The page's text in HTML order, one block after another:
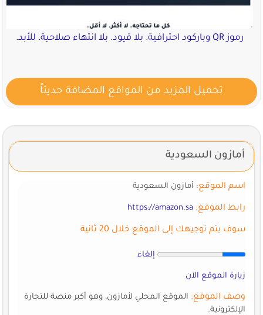
رموز QR وباركود احترافية. بلا قيود. بلا انتهاء صلاحية. للأبد.
تحميل المزيد من المواقع المضافة حديثاً
أمازون السعودية
اسم الموقع:أمازون السعودية
رابط الموقع: https://amazon.sa
سوف يتم توجيهك إلى الموقع خلال 20 ثانية
إلغاء
زيارة الموقع الآن
وصف الموقع:الموقع المحلي لأمازون، وهو أكبر منصة للتجارة
الإلكترونية.